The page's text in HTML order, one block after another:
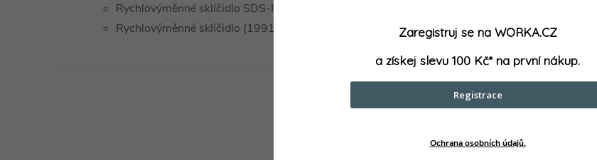
Rychlovýměnné sklíčidlo SDS-Plus (199138-7)
Rychlovýměnné sklíčidlo (199139-5)
Technické parametry může výrobce změnit bez předchozího upozornění. Obrázky
Zaregistruj se na WORKA.CZ
a získej slevu 100 Kč* na první nákup.
Registrace
Ochrana osobních údajů.